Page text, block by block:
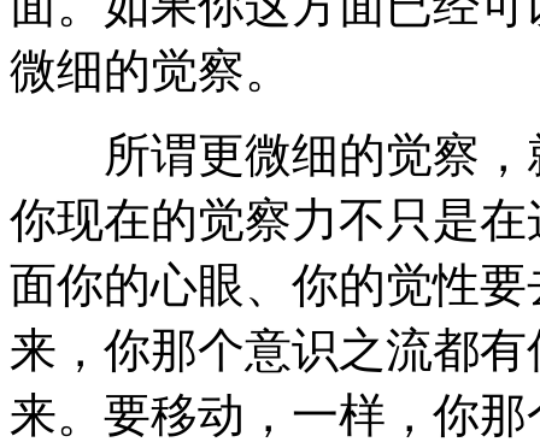
微细的觉察。
所谓更微细的觉察，
你现在的觉察力不只是
面你的心眼、你的觉性
来，你那个意识之流都
来。要移动，一样，你